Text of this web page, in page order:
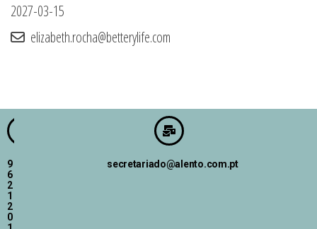
2027-03-15
elizabeth.rocha@betterylife.com
9
6
2
1
2
0
secretariado@alento.com.pt